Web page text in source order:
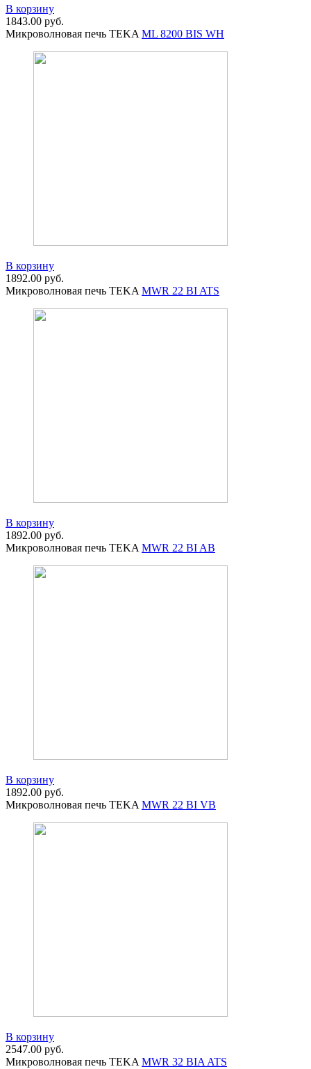
В корзину
1843.00 руб.
Микроволновая печь TEKAML 8200 BIS WH
В корзину
1892.00 руб.
Микроволновая печь TEKAMWR 22 BI ATS
В корзину
1892.00 руб.
Микроволновая печь TEKAMWR 22 BI AB
В корзину
1892.00 руб.
Микроволновая печь TEKAMWR 22 BI VB
В корзину
2547.00 руб.
Микроволновая печь TEKAMWR 32 BIA ATS